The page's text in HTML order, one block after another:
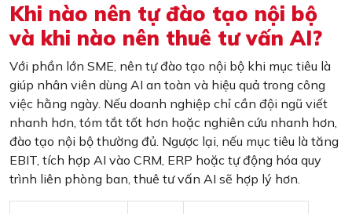
Khi nào nên tự đào tạo nội bộ
và khi nào nên thuê tư vấn AI?
Với phần lớn SME, nên tự đào tạo nội bộ khi mục tiêu là
giúp nhân viên dùng AI an toàn và hiệu quả trong công
việc hằng ngày. Nếu doanh nghiệp chỉ cần đội ngũ viết
nhanh hơn, tóm tắt tốt hơn hoặc nghiên cứu nhanh hơn,
đào tạo nội bộ thường đủ. Ngược lại, nếu mục tiêu là tăng
EBIT, tích hợp AI vào CRM, ERP hoặc tự động hóa quy
trình liên phòng ban, thuê tư vấn AI sẽ hợp lý hơn.